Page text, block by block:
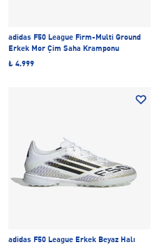
adidas F50 League Firm-Multi Ground
Erkek Mor Çim Saha Kramponu
₺ 4.999
adidas F50 League Erkek Beyaz Halı